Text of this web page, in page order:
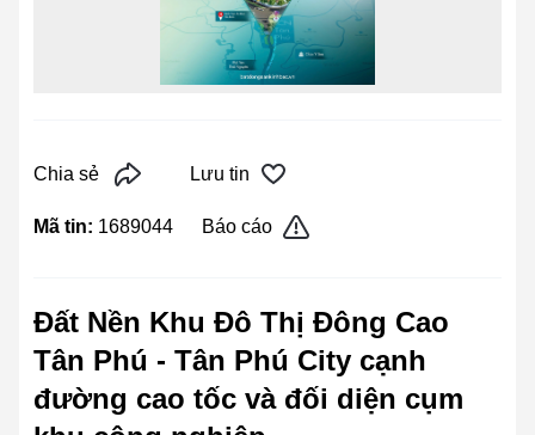
Chia sẻ Lưu tin
Mã tin: 1689044 Báo cáo
Đất Nền Khu Đô Thị Đông Cao
Tân Phú - Tân Phú City cạnh
đường cao tốc và đối diện cụm